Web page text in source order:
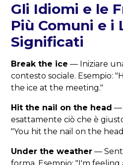
Gli Idiomi e le
Più Comuni e i
Significati
Break the ice — Iniziare
contesto sociale. Esempio:
the ice at the meeting."
Hit the nail on the head —
esattamente ciò che è
"You hit the nail on the
Under the weather —